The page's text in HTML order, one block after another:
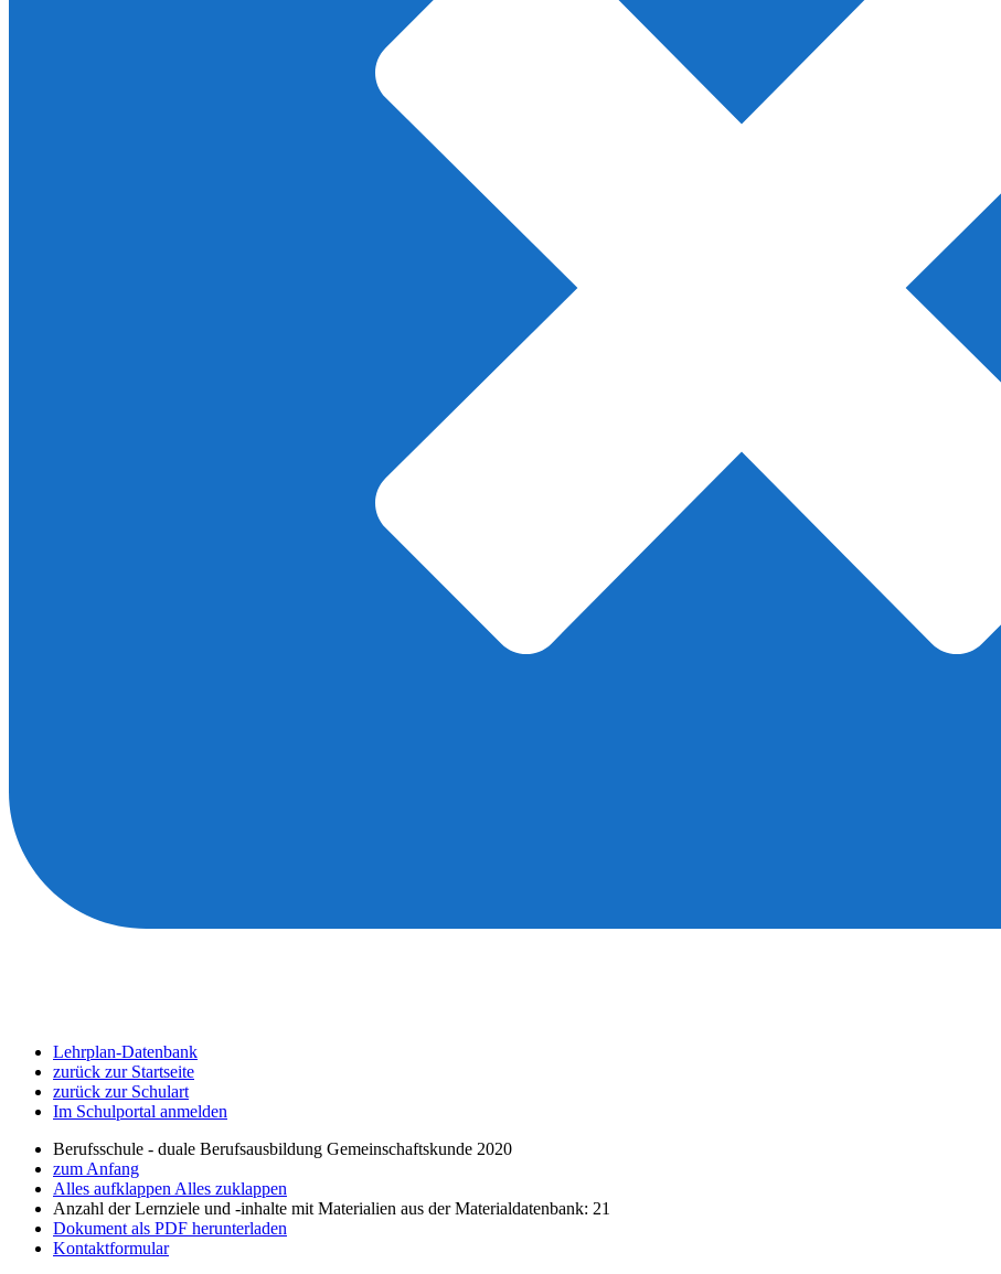
Lehrplan-Datenbank
zurück zur Startseite
zurück zur Schulart
Im Schulportal anmelden
Berufsschule - duale Berufsausbildung Gemeinschaftskunde 2020
zum Anfang
Alles aufklappen Alles zuklappen
Anzahl der Lernziele und -inhalte mit Materialien aus der Materialdatenbank: 21
Dokument als PDF herunterladen
Kontaktformular